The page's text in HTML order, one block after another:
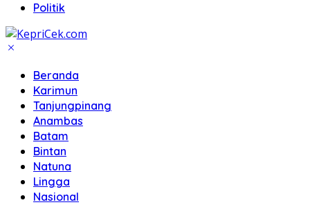
Politik
Beranda
Karimun
Tanjungpinang
Anambas
Batam
Bintan
Natuna
Lingga
Nasional